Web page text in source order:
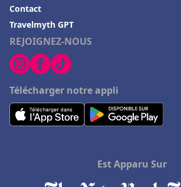
REJOIGNEZ-NOUS
Télécharger notre appli
Contact
Travelmyth GPT
Est Apparu Sur